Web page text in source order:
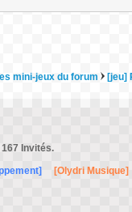
mini-jeux du forum [jeu]
Invités.
[Olydri Musique]